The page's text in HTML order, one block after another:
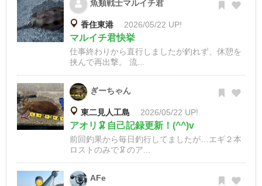
魚類戦士マルイチ君
香住東港 2026/05/22 UP!
マルイチ君快挙
仕事終わりから直行しましたが釣れず、休憩を
挟んで再出撃。 流...
ぎーちゃん
東二見人工島 2026/05/22 UP!
アオリ🦑自己記録更新！(^^)v
前回釣果から毎日釣行してましたが…エギ２本
ロストのみで🦑のア...
AFe